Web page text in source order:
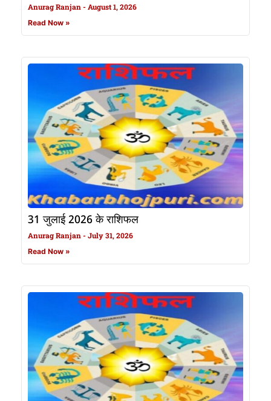
Anurag Ranjan August 1, 2026
Read Now »
31 जुलाई 2026 के राशिफल
Anurag Ranjan July 31, 2026
Read Now »